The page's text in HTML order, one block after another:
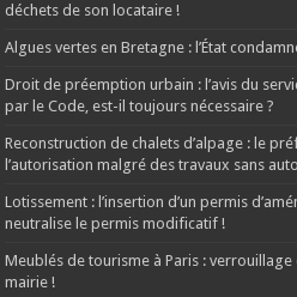
déchets de son locataire !
Algues vertes en Bretagne : l’État
Droit de préemption urbain : l’avis du
par le Code, est-il toujours nécessaire ?
Reconstruction de chalets d’alpage : le
l’autorisation malgré des travaux sans
Lotissement : l’insertion d’un permis
neutralise le permis modificatif !
Meublés de tourisme à Paris :
mairie !